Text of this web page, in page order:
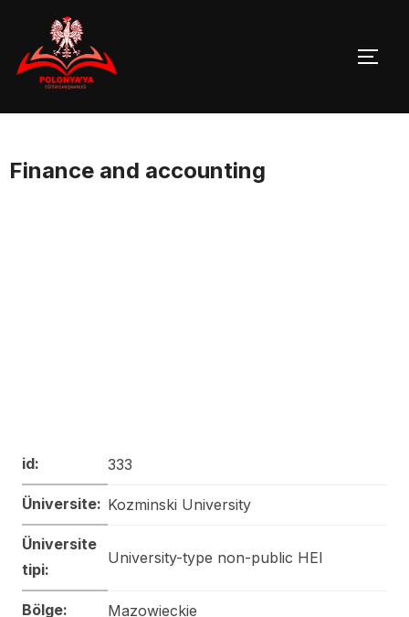
content
Finance and accounting
id: 333
Üniversite: Kozminski University
Üniversite
tipi:
University-type non-public HEI
Bölge: Mazowieckie